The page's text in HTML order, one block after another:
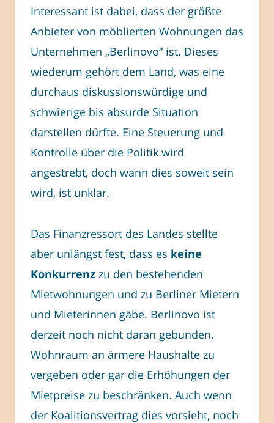
Interessant ist dabei, dass der größte
Anbieter von möblierten Wohnungen das
Unternehmen „Berlinovo“ ist. Dieses
wiederum gehört dem Land, was eine
durchaus diskussionswürdige und
schwierige bis absurde Situation
darstellen dürfte. Eine Steuerung und
Kontrolle über die Politik wird
angestrebt, doch wann dies soweit sein
wird, ist unklar.
Das Finanzressort des Landes stellte
aber unlängst fest, dass es keine
Konkurrenz zu den bestehenden
Mietwohnungen und zu Berliner Mietern
und Mieterinnen gäbe. Berlinovo ist
derzeit noch nicht daran gebunden,
Wohnraum an ärmere Haushalte zu
vergeben oder gar die Erhöhungen der
Mietpreise zu beschränken. Auch wenn
der Koalitionsvertrag dies vorsieht, noch